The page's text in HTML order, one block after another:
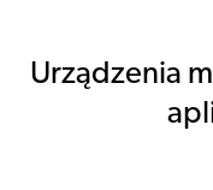
Urządzenia